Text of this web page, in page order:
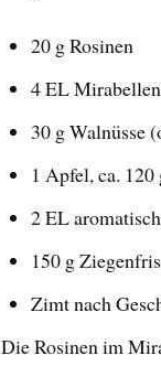
20 g Rosinen
4 EL
30 g Walnüsse
1 Apfel, ca. 120
2 EL
150 g
Zimt nach
Die Rosinen im